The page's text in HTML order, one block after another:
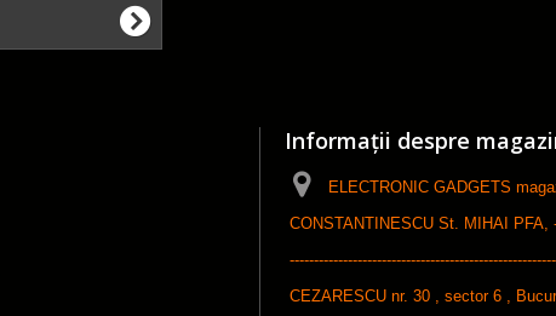
Informații despre
ELECTRONIC GADGETS
CONSTANTINESCU St. MIHAI PFA,
CEZARESCU nr. 30 , sector 6 ,